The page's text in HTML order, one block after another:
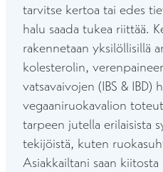
tarvitse kertoa tai edes
halu saada tukea riittää.
rakennetaan yksilöllisillä
kolesterolin,
vatsavaivojen (IBS & IBD)
vegaaniruokavalion
tarpeen jutella erilaisista
tekijöistä, kuten
Asiakkailtani saan